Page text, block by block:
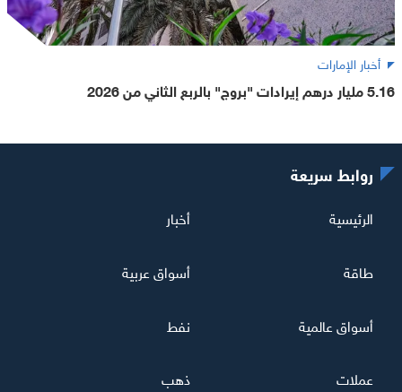
أخبار الإمارات
5.16 مليار درهم إيرادات "بروج" بالربع الثاني من 2026
روابط سريعة
الرئيسية أخبار
طاقة أسواق عربية
أسواق عالمية نفط
عملات ذهب